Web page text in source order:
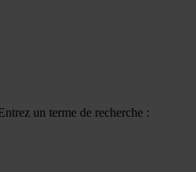
un terme de recherche :